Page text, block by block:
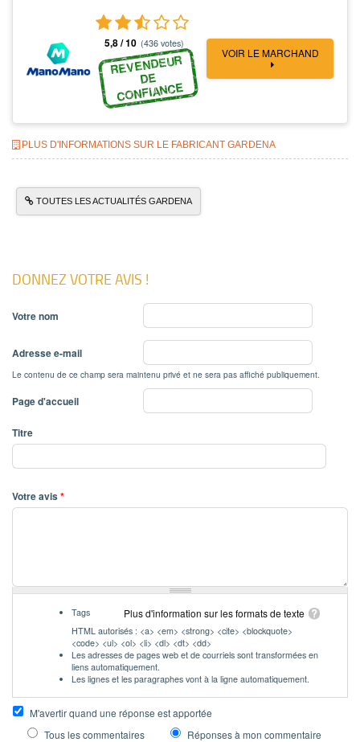
5,8 / 10 (436 votes)
REVENDEUR
DE
CONFIANCE
VOIR LE MARCHAND
PLUS D'INFORMATIONS SUR LE FABRICANT GARDENA
TOUTES LES ACTUALITÉS GARDENA
DONNEZ VOTRE AVIS !
Votre nom
Adresse e-mail
Le contenu de ce champ sera maintenu privé et ne sera pas affiché publiquement.
Page d'accueil
Titre
Votre avis*
Plus d'information sur les formats de texte
Tags
HTML autorisés : <a> <em> <strong> <cite> <blockquote>
<code> <ul> <ol> <li> <dl> <dt> <dd>
Les adresses de pages web et de courriels sont transformées en
liens automatiquement.
Les lignes et les paragraphes vont à la ligne automatiquement.
M'avertir quand une réponse est apportée
Tous les commentaires
Réponses à mon commentaire